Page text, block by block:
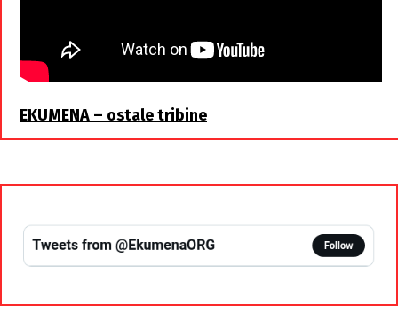
EKUMENA – ostale tribine